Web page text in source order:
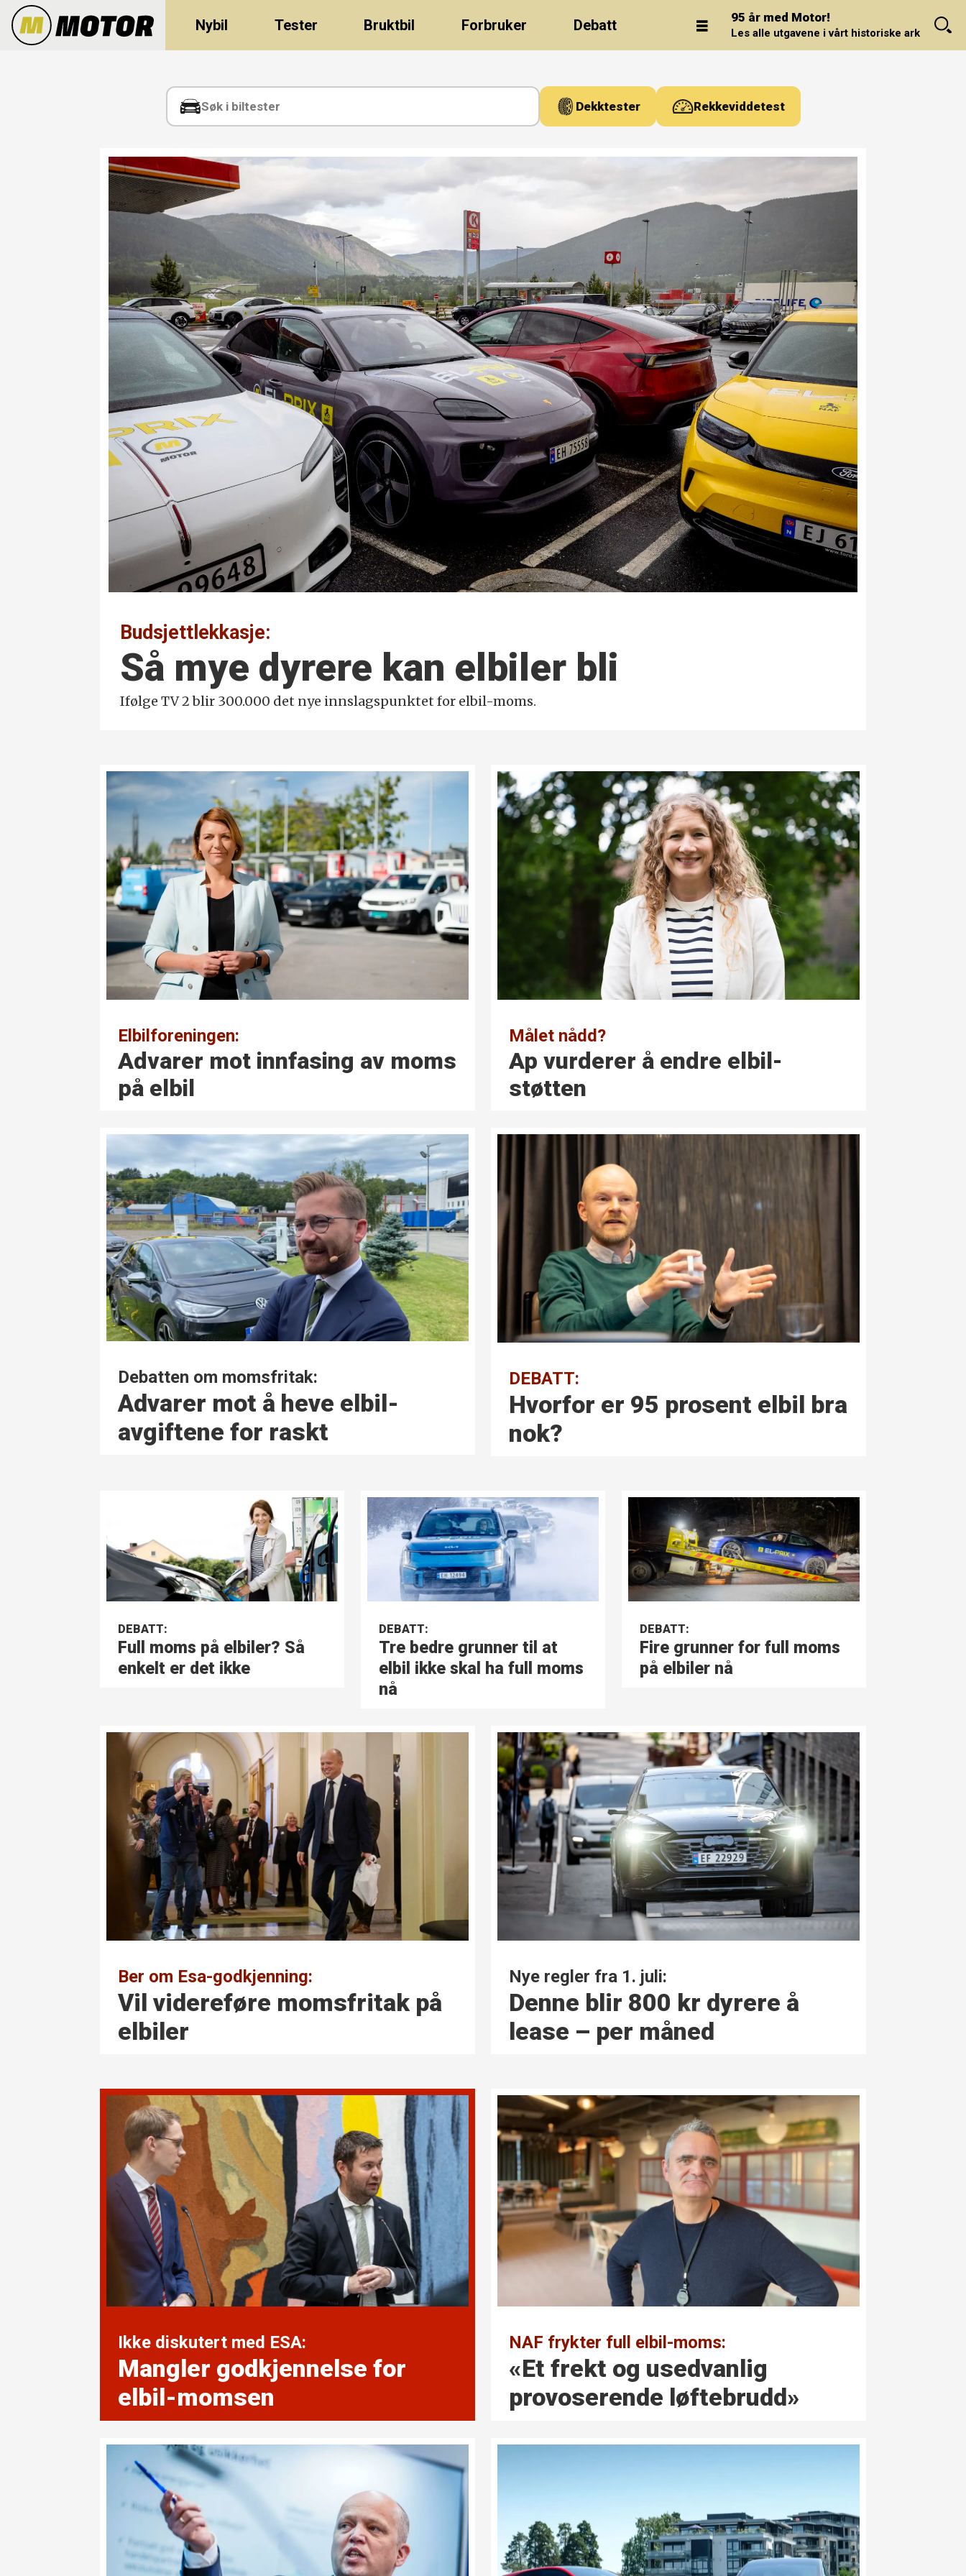
Nybil Tester Bruktbil Forbruker Debatt 95 år med Motor!
Les alle utgavene i vårt historiske arkiv.
Dekktester Rekkeviddetest
Budsjettlekkasje:
Så mye dyrere kan elbiler bli
Ifølge TV 2 blir 300.000 det nye innslagspunktet for elbil-moms.
Elbilforeningen:
Advarer mot innfasing av moms
på elbil
Målet nådd?
Ap vurderer å endre elbil­
støtten
Debatten om momsfritak:
Advarer mot å heve elbil­
avgiftene for raskt
DEBATT:
Hvorfor er 95 prosent elbil bra
nok?
DEBATT:
Full moms på elbiler? Så
enkelt er det ikke
DEBATT:
Tre bedre grunner til at
elbil ikke skal ha full moms
nå
DEBATT:
Fire grunner for full moms
på elbiler nå
Ber om Esa-godkjenning:
Vil videreføre momsfritak på
elbiler
Nye regler fra 1. juli:
Denne blir 800 kr dyrere å
lease – per måned
Ikke diskutert med ESA:
Mangler godkjennelse for
elbil-momsen
NAF frykter full elbil-moms:
«Et frekt og usedvanlig
provoserende løftebrudd»